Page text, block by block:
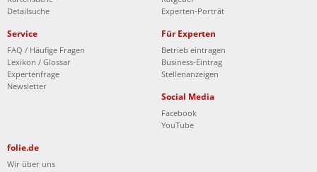
Detailsuche
Experten-Porträt
Service
FAQ / Häufige Fragen
Lexikon / Glossar
Expertenfrage
Newsletter
Für Experten
Betrieb eintragen
Business-Eintrag
Stellenanzeigen
Social Media
Facebook
YouTube
folie.de
Wir über uns